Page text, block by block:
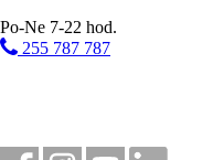
Po-Ne 7-22 hod.
255 787 787